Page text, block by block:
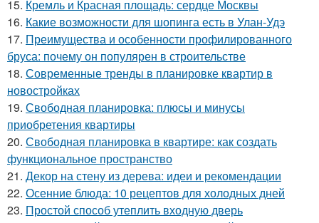
15. Кремль и Красная площадь: сердце Москвы
16. Какие возможности для шопинга есть в Улан-Удэ
17. Преимущества и особенности профилированного
бруса: почему он популярен в строительстве
18. Современные тренды в планировке квартир в
новостройках
19. Свободная планировка: плюсы и минусы
приобретения квартиры
20. Свободная планировка в квартире: как создать
функциональное пространство
21. Декор на стену из дерева: идеи и рекомендации
22. Осенние блюда: 10 рецептов для холодных дней
23. Простой способ утеплить входную дверь